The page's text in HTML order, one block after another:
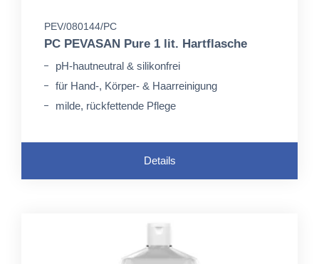
PEV/080144/PC
PC PEVASAN Pure 1 lit. Hartflasche
pH-hautneutral & silikonfrei
für Hand-, Körper- & Haarreinigung
milde, rückfettende Pflege
Details